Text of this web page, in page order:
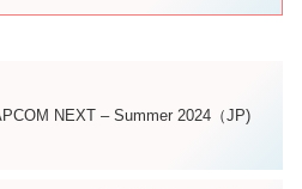
NEXT – Summer 2024（JP)